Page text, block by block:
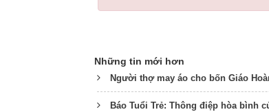
Những tin mới hơn
Người thợ may áo cho bốn Giáo
Báo Tuổi Trẻ: Thông điệp hòa bình